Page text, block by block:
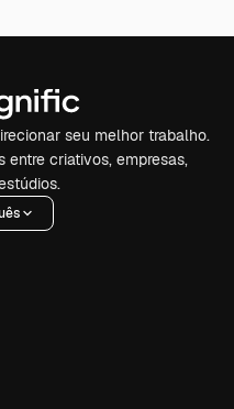
seu melhor trabalho.
entre criativos, empresas,